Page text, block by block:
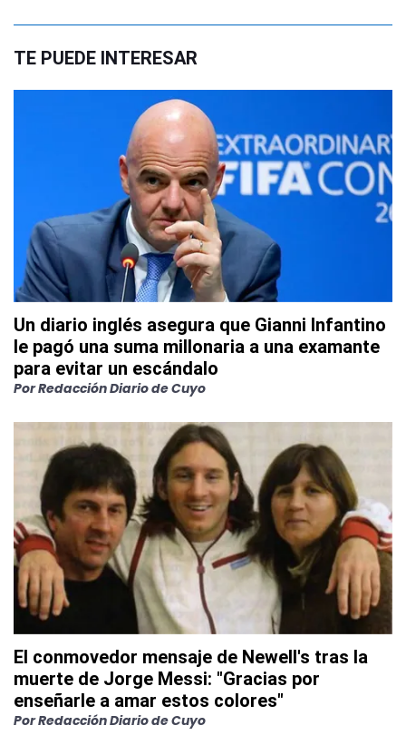
TE PUEDE INTERESAR
Un diario inglés asegura que Gianni Infantino
le pagó una suma millonaria a una examante
para evitar un escándalo
PorRedacción Diario de Cuyo
El conmovedor mensaje de Newell's tras la
muerte de Jorge Messi: "Gracias por
enseñarle a amar estos colores"
PorRedacción Diario de Cuyo